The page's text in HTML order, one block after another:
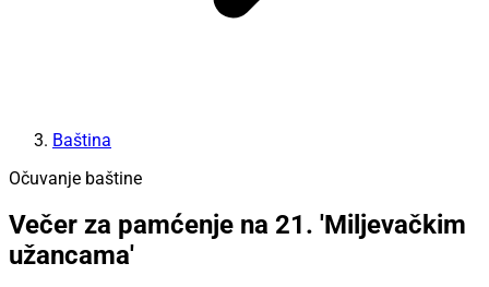
Baština
Očuvanje baštine
Večer za pamćenje na 21. 'Miljevačkim
užancama'